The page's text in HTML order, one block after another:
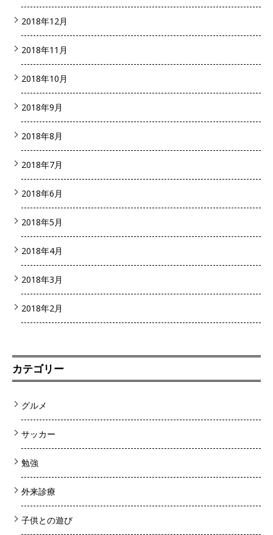
2018年12月
2018年11月
2018年10月
2018年9月
2018年8月
2018年7月
2018年6月
2018年5月
2018年4月
2018年3月
2018年2月
カテゴリー
グルメ
サッカー
勉強
外来診療
子供との遊び